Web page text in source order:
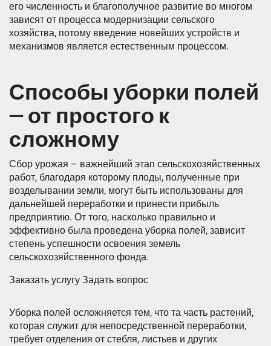
его численность и благополучное развитие во многом
зависят от процесса модернизации сельского
хозяйства, потому введение новейших устройств и
механизмов является естественным процессом.
Способы уборки полей
— от простого к
сложному
Сбор урожая – важнейший этап сельскохозяйственных
работ, благодаря которому плоды, полученные при
возделывании земли, могут быть использованы для
дальнейшей переработки и принести прибыль
предприятию. От того, насколько правильно и
эффективно была проведена уборка полей, зависит
степень успешности освоения земель
сельскохозяйственного фонда.
Заказать услугу Задать вопрос
Уборка полей осложняется тем, что та часть растений,
которая служит для непосредственной переработки,
требует отделения от стебля, листьев и других